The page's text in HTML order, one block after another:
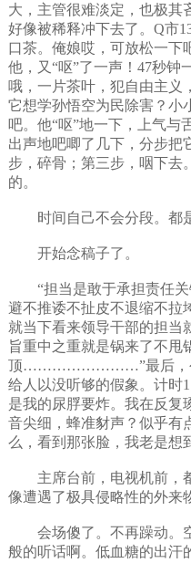
大，主管很难淡定，也极其
好像被稀释冲下去了。Q市
口茶。俺娘哎，可放松一下
他，又“呕”了一声！47秒钟
哦，一片茶叶，犯自由主义
它想学孙悟空为民除害？小
吧。他“呕”地一下，上气与
出声地吧唧了几下，分步把
步，碎骨；第三步，咽下去
的。
时间自己不会分段。都是
开始念稿子了。
“担当是敢于承担责任关
避不推诿不扯皮不退缩不拉
就当下看来领导干部的担当
旨重中之重就是锅来了不甩
顶……………………”最后，公
给人以没听够的假象。计时
是我的尿脬要炸。我在反复
音尖细，蜂准豺声？似乎有
么，看到那张脸，我老是想
主席台前，电视机前，都
像遭遇了极具侵略性的外来
会场傻了。不再躁动。
般的听话啊。低血糖的出汗